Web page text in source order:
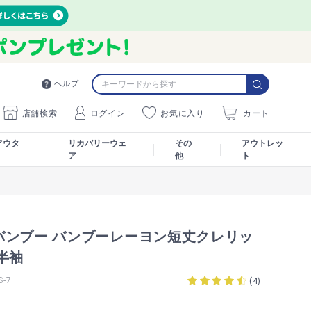
ヘルプ
店舗検索 ログイン お気に入り カート
ウタ
リカバリーウェ
ア
その
他
アウトレッ
ト
ンブー バンブーレーヨン短丈クレリッ
袖
7 (4)